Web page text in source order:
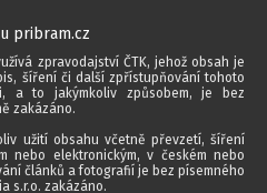
pribram.cz
zpravodajství ČTK, jehož obsah je
šíření či další zpřístupňování tohoto
a to jakýmkoliv způsobem, je bez
zakázáno.
užití obsahu včetně převzetí, šíření
nebo elektronickým, v českém nebo
článků a fotografií je bez písemného
s.r.o. zakázáno.